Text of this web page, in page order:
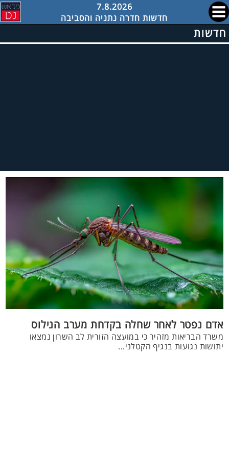
7.8.2026
חדשות חדרה נתניה והסביבה
חדשות
אדם נפטר לאחר שחלה בקדחת מערב הנילוס
משרד הבריאות מזהיר כי במועצה הזורית לב השרון נמצאו
יתושות נגועות בנגיף הקטלני...